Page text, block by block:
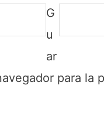
G
u
ar
para la